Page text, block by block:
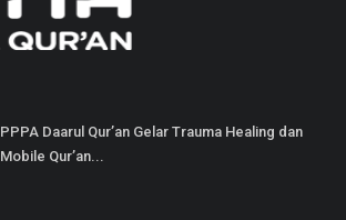
PPPA Daarul Qur’an Gelar Trauma Healing dan
Mobile Qur’an...